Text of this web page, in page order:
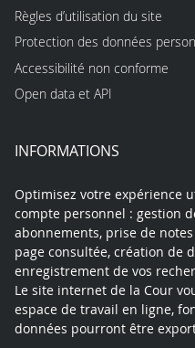
Règles d’utilisation du site
Protection des données
Accessibilité non conforme
Open data et API
INFORMATIONS
Optimisez votre expérience
compte personnel : gestion
abonnements, prise de
page consultée, création de
enregistrement de vos
Le site internet de la Cour
espace de travail en ligne,
données pourront être